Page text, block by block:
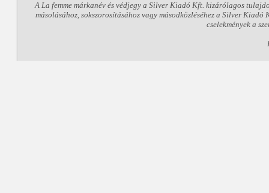
A La femme márkanév és védjegy a Silver Kiadó Kft. kizárólagos
másolásához, sokszorosításához vagy másodközléséhez a Silver
cselekmények a